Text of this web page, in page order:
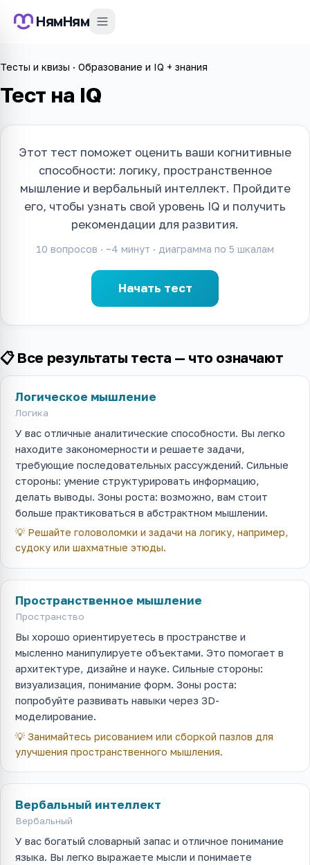
НямНям
Тесты и квизы · Образование и IQ + знания
Тест на IQ
Этот тест поможет оценить ваши когнитивные
способности: логику, пространственное
мышление и вербальный интеллект. Пройдите
его, чтобы узнать свой уровень IQ и получить
рекомендации для развития.
10 вопросов · ~4 минут · диаграмма по 5 шкалам
Начать тест
📋 Все результаты теста — что означают
Логическое мышление
Логика
У вас отличные аналитические способности. Вы легко
находите закономерности и решаете задачи,
требующие последовательных рассуждений. Сильные
стороны: умение структурировать информацию,
делать выводы. Зоны роста: возможно, вам стоит
больше практиковаться в абстрактном мышлении.
💡 Решайте головоломки и задачи на логику, например,
судоку или шахматные этюды.
Пространственное мышление
Пространство
Вы хорошо ориентируетесь в пространстве и
мысленно манипулируете объектами. Это помогает в
архитектуре, дизайне и науке. Сильные стороны:
визуализация, понимание форм. Зоны роста:
попробуйте развивать навыки через 3D-
моделирование.
💡 Занимайтесь рисованием или сборкой пазлов для
улучшения пространственного мышления.
Вербальный интеллект
Вербальный
У вас богатый словарный запас и отличное понимание
языка. Вы легко выражаете мысли и понимаете